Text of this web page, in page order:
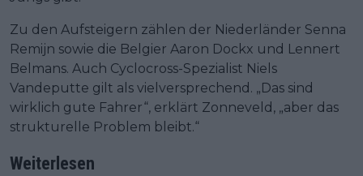
Zu den Aufsteigern zählen der Niederländer Senna
Remijn sowie die Belgier Aaron Dockx und Lennert
Belmans. Auch Cyclocross-Spezialist Niels
Vandeputte gilt als vielversprechend. „Das sind
wirklich gute Fahrer“, erklärt Zonneveld, „aber das
strukturelle Problem bleibt.“
Weiterlesen